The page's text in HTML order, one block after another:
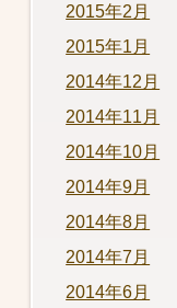
2015年2月
2015年1月
2014年12月
2014年11月
2014年10月
2014年9月
2014年8月
2014年7月
2014年6月